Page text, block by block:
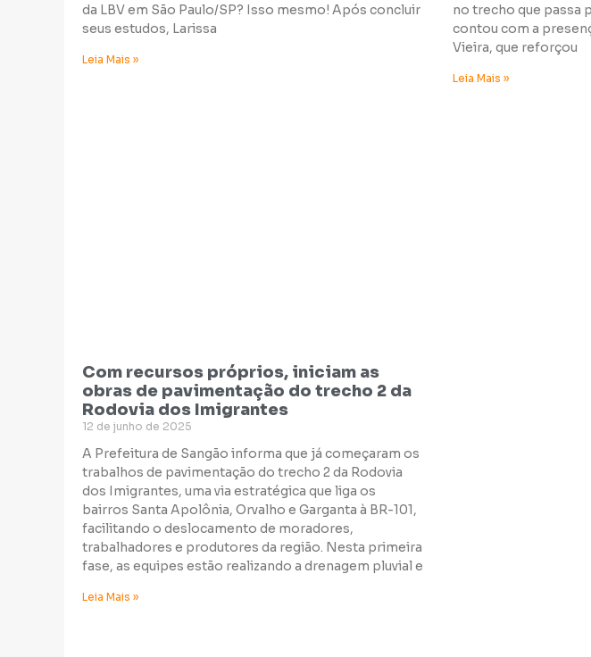
da LBV em São Paulo/SP? Isso mesmo! Após concluir
seus estudos, Larissa
Leia Mais »
no trecho que passa
contou com a
Vieira, que reforçou
Leia Mais »
Com recursos próprios, iniciam as
obras de pavimentação do trecho 2 da
Rodovia dos Imigrantes
12 de junho de 2025
A Prefeitura de Sangão informa que já começaram os
trabalhos de pavimentação do trecho 2 da Rodovia
dos Imigrantes, uma via estratégica que liga os
bairros Santa Apolônia, Orvalho e Garganta à BR-101,
facilitando o deslocamento de moradores,
trabalhadores e produtores da região. Nesta primeira
fase, as equipes estão realizando a drenagem pluvial e
Leia Mais »